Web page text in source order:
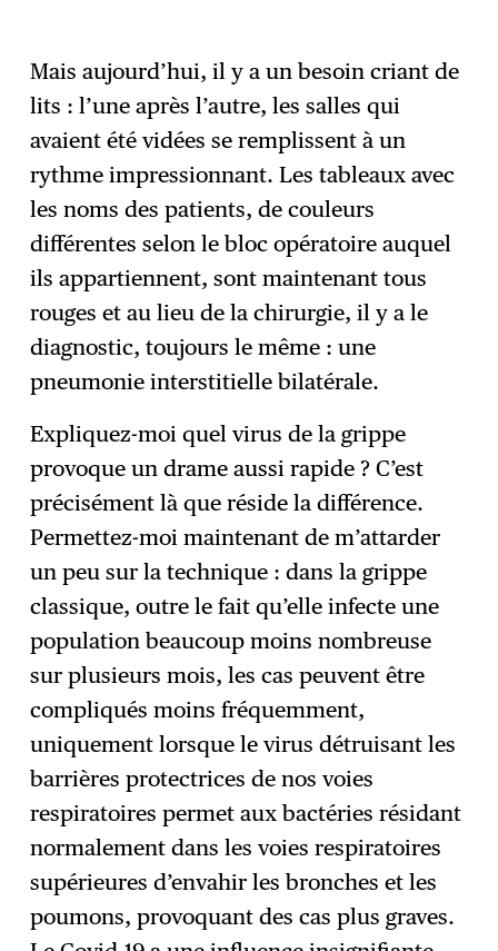
Mais aujourd’hui, il y a un besoin criant de
lits : l’une après l’autre, les salles qui
avaient été vidées se remplissent à un
rythme impressionnant. Les tableaux avec
les noms des patients, de couleurs
différentes selon le bloc opératoire auquel
ils appartiennent, sont maintenant tous
rouges et au lieu de la chirurgie, il y a le
diagnostic, toujours le même : une
pneumonie interstitielle bilatérale.
Expliquez-moi quel virus de la grippe
provoque un drame aussi rapide ? C’est
précisément là que réside la différence.
Permettez-moi maintenant de m’attarder
un peu sur la technique : dans la grippe
classique, outre le fait qu’elle infecte une
population beaucoup moins nombreuse
sur plusieurs mois, les cas peuvent être
compliqués moins fréquemment,
uniquement lorsque le virus détruisant les
barrières protectrices de nos voies
respiratoires permet aux bactéries résidant
normalement dans les voies respiratoires
supérieures d’envahir les bronches et les
poumons, provoquant des cas plus graves.